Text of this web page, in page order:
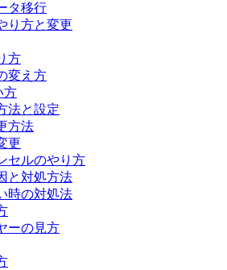
タ移行
り方と変更
方
変え方
方
法と設定
方法
更
セルのやり方
と対処方法
時の対処法
ーの見方